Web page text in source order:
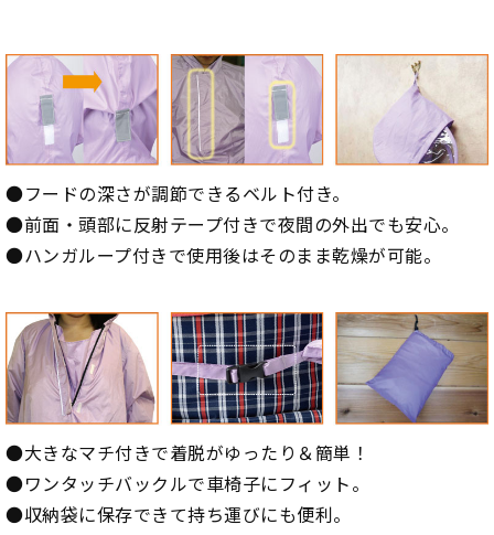
●フードの深さが調節できるベルト付き。
●前面・頭部に反射テープ付きで夜間の外出でも安心。
●ハンガループ付きで使用後はそのまま乾燥が可能。
●大きなマチ付きで着脱がゆったり＆簡単！
●ワンタッチバックルで車椅子にフィット。
●収納袋に保存できて持ち運びにも便利。